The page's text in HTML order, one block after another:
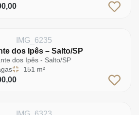
dos Ipês – Salto/SP
dos Ipês - Salto/SP
151 m²